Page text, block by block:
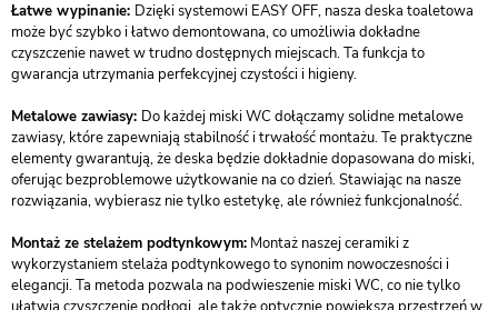
Łatwe wypinanie: Dzięki systemowi EASY OFF, nasza deska toaletowa
może być szybko i łatwo demontowana, co umożliwia dokładne
czyszczenie nawet w trudno dostępnych miejscach. Ta funkcja to
gwarancja utrzymania perfekcyjnej czystości i higieny.
Metalowe zawiasy: Do każdej miski WC dołączamy solidne metalowe
zawiasy, które zapewniają stabilność i trwałość montażu. Te praktyczne
elementy gwarantują, że deska będzie dokładnie dopasowana do miski,
oferując bezproblemowe użytkowanie na co dzień. Stawiając na nasze
rozwiązania, wybierasz nie tylko estetykę, ale również funkcjonalność.
Montaż ze stelażem podtynkowym: Montaż naszej ceramiki z
wykorzystaniem stelaża podtynkowego to synonim nowoczesności i
elegancji. Ta metoda pozwala na podwieszenie miski WC, co nie tylko